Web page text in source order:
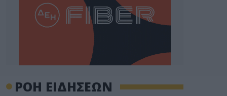
ΡΟΗ ΕΙΔΗΣΕΩΝ